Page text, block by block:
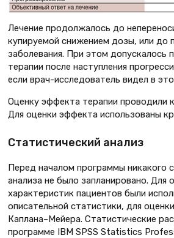
Лечение продолжалось до
купируемой снижением дозы, или до
заболевания. При этом допускалось
терапии после наступления
если врач-исследователь видел в
Оценку эффекта терапии проводили
Для оценки эффекта использованы
Статистический анализ
Перед началом программы никакого
анализа не было запланировано. Для
характеристик пациентов были
описательной статистики, для
Каплана–Мейера. Статистические
программе IBM SPSS Statistics